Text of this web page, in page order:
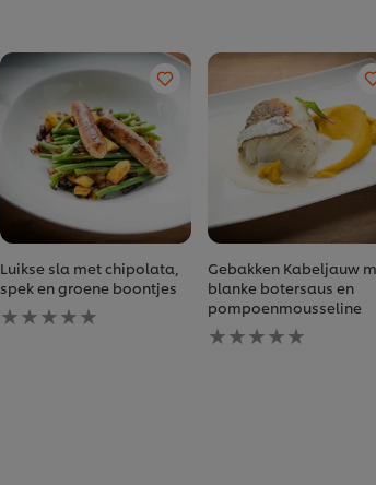
Luikse sla met chipolata,
spek en groene boontjes
Geen
beoordelingen
Gebakken Kabeljauw
blanke botersaus en
pompoenmousseline
Geen
beoordelingen